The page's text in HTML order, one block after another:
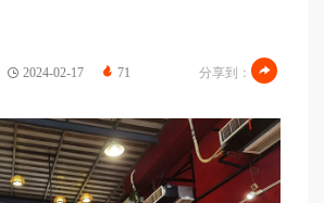
2024-02-17 71 分享到：